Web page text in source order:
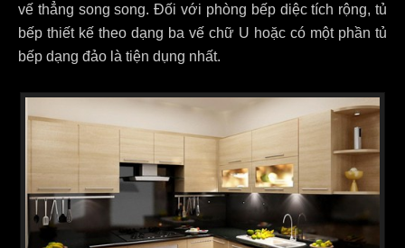
vế thẳng song song. Đối với phòng bếp diệc tích rộng, tủ
bếp thiết kế theo dạng ba vế chữ U hoặc có một phần tủ
bếp dạng đảo là tiện dụng nhất.